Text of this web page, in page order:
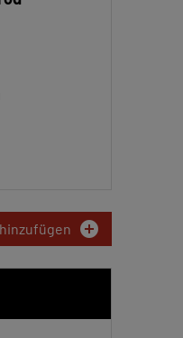
add_circle